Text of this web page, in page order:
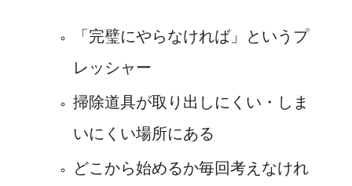
「完璧にやらなければ」というプ
レッシャー
掃除道具が取り出しにくい・しま
いにくい場所にある
どこから始めるか毎回考えなけれ